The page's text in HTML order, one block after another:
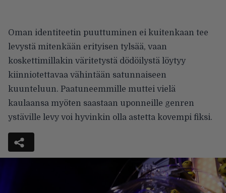
Oman identiteetin puuttuminen ei kuitenkaan tee
levystä mitenkään erityisen tylsää, vaan
koskettimillakin väritetystä dödöilystä löytyy
kiinniotettavaa vähintään satunnaiseen
kuunteluun. Paatuneemmille muttei vielä
kaulaansa myöten saastaan uponneille genren
ystäville levy voi hyvinkin olla astetta kovempi fiksi.